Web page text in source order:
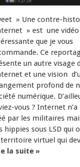
» Une contre-
» est une
que je vous
Ce
un autre visage
et une vision
profond de
numérique.
vous ? Internet n’a
par les militaires
hippies sous LSD qui
virtuel qui
la suite »